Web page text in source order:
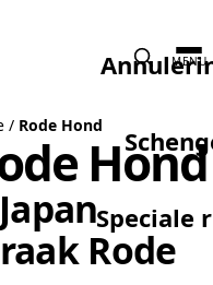
Speciale
MENU
/ Rode Hond
Hond
Rode